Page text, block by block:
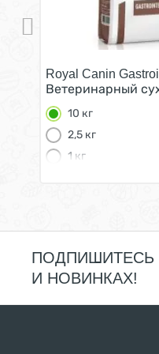
Royal Canin
Ветеринарный
10 кг
2,5 кг
1 кг
ПОДПИШИТЕСЬ
И НОВИНКАХ!